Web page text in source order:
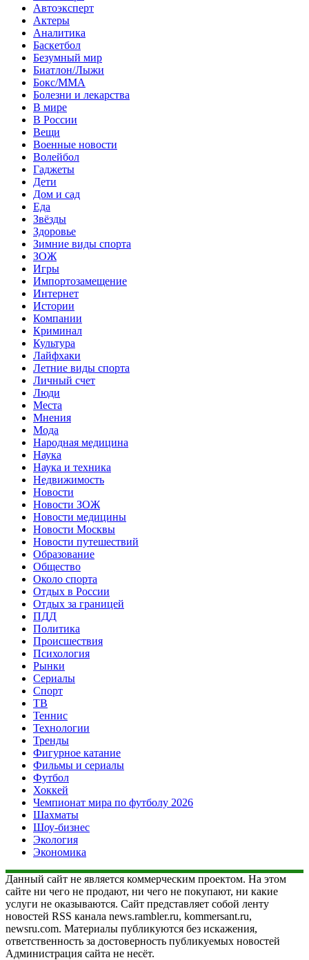
Автоэксперт
Актеры
Аналитика
Баскетбол
Безумный мир
Биатлон/Лыжи
Бокс/MMA
Болезни и лекарства
В мире
В России
Вещи
Военные новости
Волейбол
Гаджеты
Дети
Дом и сад
Еда
Звёзды
Здоровье
Зимние виды спорта
ЗОЖ
Игры
Импортозамещение
Интернет
Истории
Компании
Криминал
Культура
Лайфхаки
Летние виды спорта
Личный счет
Люди
Места
Мнения
Мода
Народная медицина
Наука
Наука и техника
Недвижимость
Новости
Новости ЗОЖ
Новости медицины
Новости Москвы
Новости путешествий
Образование
Общество
Около спорта
Отдых в России
Отдых за границей
ПДД
Политика
Происшествия
Психология
Рынки
Сериалы
Спорт
ТВ
Теннис
Технологии
Тренды
Фигурное катание
Фильмы и сериалы
Футбол
Хоккей
Чемпионат мира по футболу 2026
Шахматы
Шоу-бизнес
Экология
Экономика
Данный сайт не является коммерческим проектом. На этом
сайте ни чего не продают, ни чего не покупают, ни какие
услуги не оказываются. Сайт представляет собой ленту
новостей RSS канала news.rambler.ru, kommersant.ru,
newsru.com. Материалы публикуются без искажения,
ответственность за достоверность публикуемых новостей
Администрация сайта не несёт.